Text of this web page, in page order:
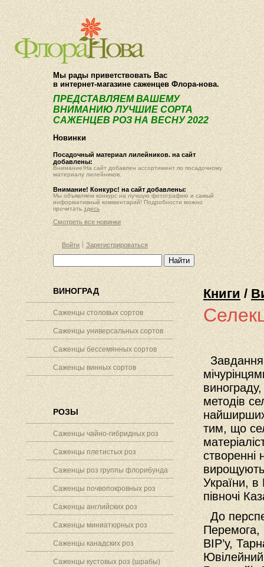
О компании Как купить
Мы рады приветствовать Вас
в интернет-магазине саженцев Флора-нова.
ПРЕДСТАВЛЯЕМ ВАШЕМУ
ВНИМАНИЮ ЛУЧШИЕ СОРТА
САЖЕНЦЕВ РОЗ НА ВЕСНУ 2022
Новинки
Посадочный материал лилейников. на сайт
добавлены:
Внимание!На сайт добавлен ассортимент по посадочному
материалу лилейников.
Внимание! Конкурс! на сайт добавлены:
Мы объявляем конкурс на лучшую фотографию и самый
информативный комментарий! Подробности можно
прочитать здесь
Смотреть все новинки
Войти Зарегистрироваться
ВИНОГРАД
Саженцы столовых сортов
Саженцы универсальных сортов
Саженцы бессемянных сортов
Саженцы винных сортов
РОЗЫ
Саженцы чайно-гибридных роз
Саженцы плетистых роз
Саженцы роз группы флорибунда
Саженцы почвопокровных роз
Саженцы английских роз
Саженцы миниатюрных роз
Саженцы канадских роз
Саженцы кустовых роз (шрабы)
Книги/
Завдання,
методів
найширших
тим, що
створенні
України, в
півночі
До
Перемога,
ВІР’у,